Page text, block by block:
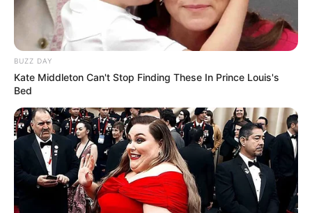
magát, amikor Zoli megpróbálta ölbe kapni, és a
helyzetet nyilvánosan is kritikával illette. „Sok
nekem a tűzoltó” – jegyezte meg, majd hozzátette,
hogy nem kedveli Zoli szexuális töltetű
megjegyzéseit. A nászútjuk sem indult
zökkenőmentesen: Orsi kiakadt a repülőn, amikor
férje videózni kezdte, és egyre nagyobb távolságot
érzett kettőjük között.
A máltai utazás során Orsi egyértelművé tette,
hogy nem vonzódik Zolihoz. Zavarja a férfi hangos
BUZZ DAY
Kate Middleton Can't Stop Finding These In Prince Louis's
Bed